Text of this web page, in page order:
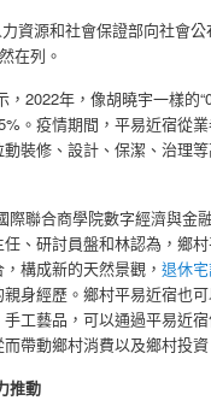
資源和社會保證部向社會公
在列。
，2022年，像胡曉宇一樣的
。疫情期間，平易近宿從
裝修、設計、保潔、治理
際聯合商學院數字經濟與金
任、研討員盤和林認為，鄉
構成新的天然景觀，退休
親身經歷。鄉村平易近宿也
工藝品，可以通過平易近宿
帶動鄉村消費以及鄉村投資
推動